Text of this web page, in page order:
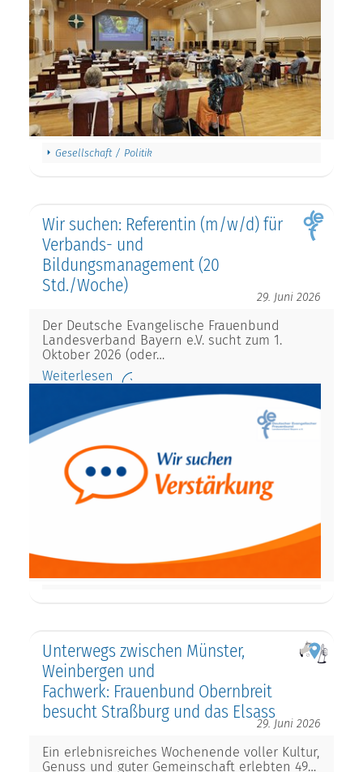
Gesellschaft / Politik
Wir suchen: Referentin (m/w/d) für
Verbands- und
Bildungsmanagement (20
Std./Woche)
29. Juni 2026
Der Deutsche Evangelische Frauenbund
Landesverband Bayern e.V. sucht zum 1.
Oktober 2026 (oder…
Weiterlesen
Unterwegs zwischen Münster,
Weinbergen und
Fachwerk: Frauenbund Obernbreit
besucht Straßburg und das Elsass
29. Juni 2026
Ein erlebnisreiches Wochenende voller Kultur,
Genuss und guter Gemeinschaft erlebten 49…